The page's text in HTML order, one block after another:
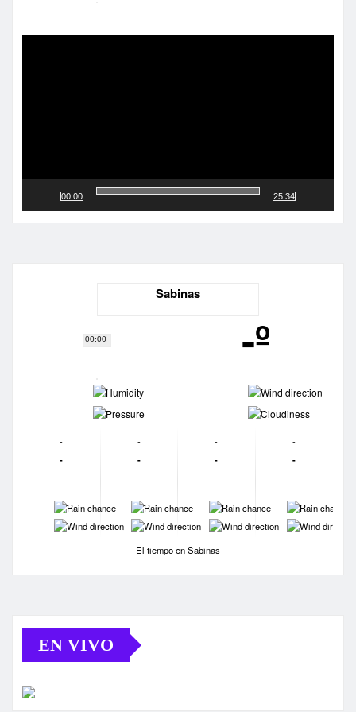
00:00
00:00
25:34
Sabinas
-º
-
-
-
-
-
-
-
-
-
-
-
-
-
-
-
-
-
-
-
-
El tiempo en Sabinas
EN VIVO